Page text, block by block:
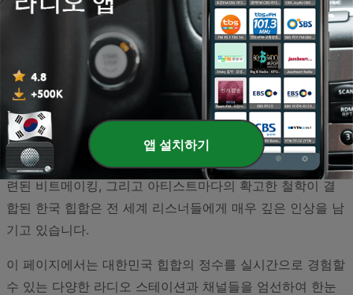
대한민국은 현재 전 세계적으로 가장 뜨거운 힙합 열기를 자
랑하는 국가 중 하나로, 독창적이고 역동적인 K-힙합 문화를
성공적으로 꽃피우고 있습니다. 과거 특정 매니아층 사이에
서만 공유되던 언더그라운드 문화였던 힙합은 이제 한국 대
중음악의 핵심적인 장르로 확고히 자리 잡았으며, 거리 곳곳
에서 울려 퍼지는 감각적인 리듬과 날카로운 가사는 현대 한
국 사회를 살아가는 청년들의 솔직한 목소리와 에너지를 대
변합니다. 타이트한 랩 스킬과 글로벌 트렌드를 선도하는 세
련된 비트메이킹, 그리고 아티스트마다의 확고한 철학이 결
합된 한국 힙합은 전 세계 리스너들에게 매우 깊은 인상을 남
기고 있습니다.
이 페이지에서는 대한민국 힙합의 정수를 실시간으로 경험할
수 있는 다양한 라디오 스테이션과 채널들을 엄선하여 한눈
앱 설치하기